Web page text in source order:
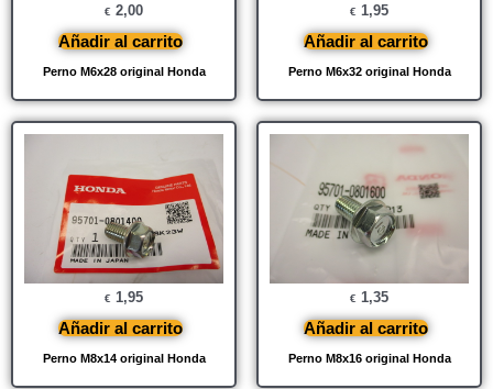
Perno M6x28 original Honda
€ 2,00
Añadir al carrito
Perno M6x32 original Honda
€ 1,95
Añadir al carrito
Perno M8x14 original Honda
€ 1,95
Añadir al carrito
Perno M8x16 original Honda
€ 1,35
Añadir al carrito